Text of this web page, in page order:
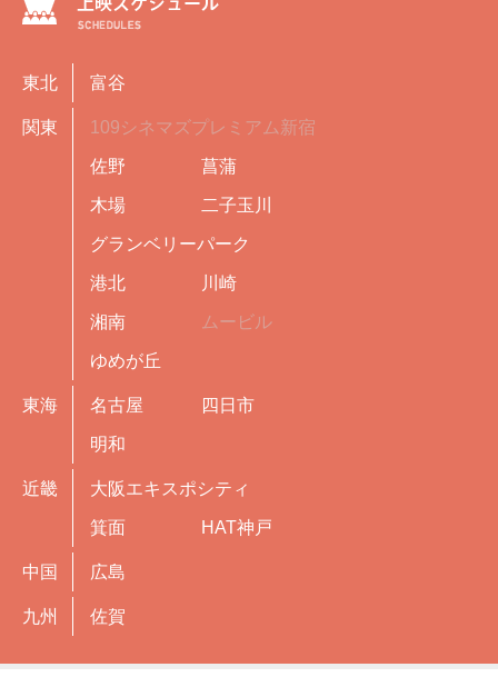
東北 富谷
関東 109シネマズプレミアム新宿
佐野 菖蒲
木場 二子玉川
グランベリーパーク
港北 川崎
湘南 ムービル
ゆめが丘
東海 名古屋 四日市
明和
近畿 大阪エキスポシティ
箕面 HAT神戸
中国 広島
九州 佐賀